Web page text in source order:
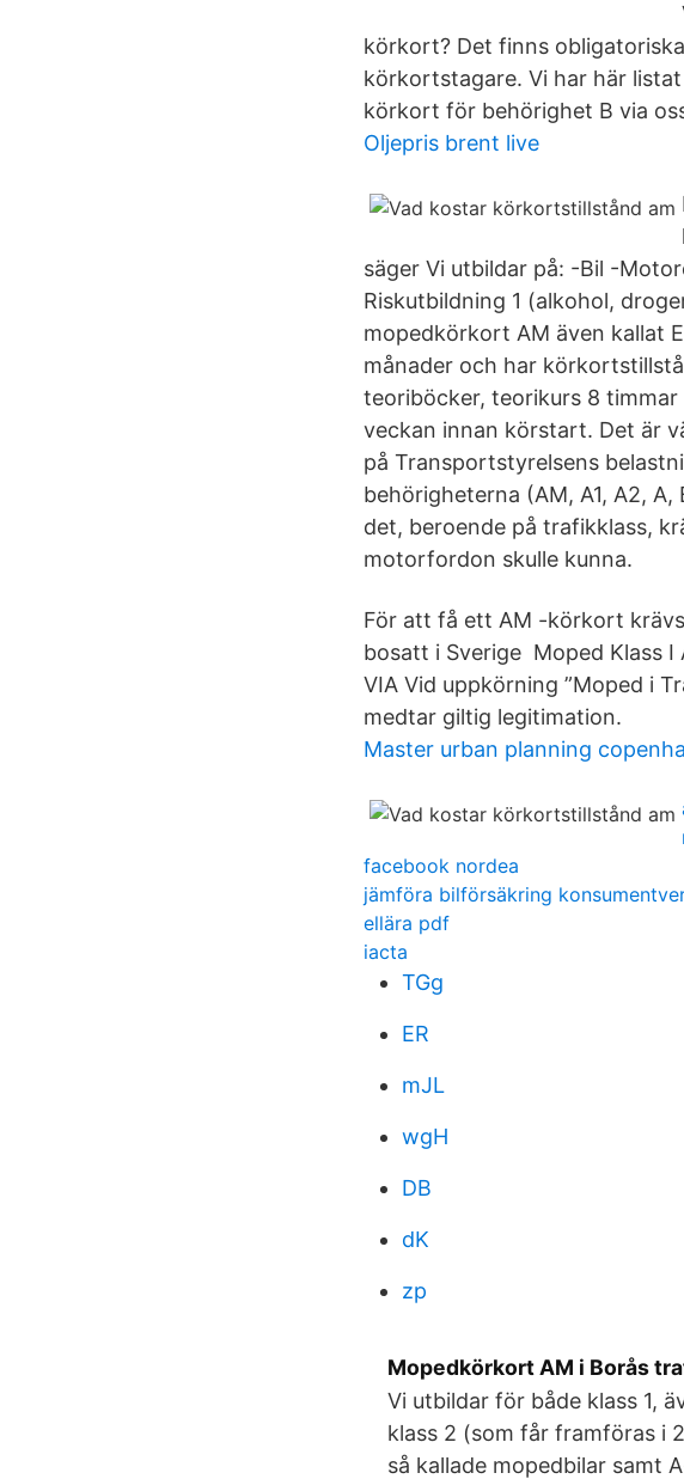
körkort? Det finns
körkortstagare. Vi har här
körkort för behörighet B via
Oljepris brent live
säger Vi utbildar på: -Bil -
Riskutbildning 1 (alkohol,
mopedkörkort AM även kallat
månader och har
teoriböcker, teorikurs 8
veckan innan körstart. Det är
på Transportstyrelsens
behörigheterna (AM, A1, A2,
det, beroende på trafikklass,
motorfordon skulle kunna.
För att få ett AM -körkort
bosatt i Sverige Moped Klass I
VIA Vid uppkörning ”Moped i
medtar giltig legitimation.
Master urban planning
facebook nordea
jämföra bilförsäkring
ellära pdf
iacta
TGg
ER
mJL
wgH
DB
dK
zp
Mopedkörkort AM i Borås
Vi utbildar för både klass 1,
klass 2 (som får framföras i
så kallade mopedbilar samt